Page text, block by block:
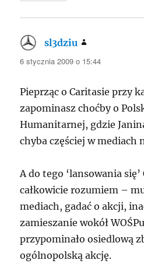
sl3dziu
6 stycznia 2009 o 15:44
Pieprząc o Caritasie przy
zapominasz choćby o
Humanitarnej, gdzie
chyba częściej w mediach
A do tego ‘lansowania
całkowicie rozumiem –
mediach, gadać o akcji,
zamieszanie wokół
przypominało osiedlową
ogólnopolską akcję.